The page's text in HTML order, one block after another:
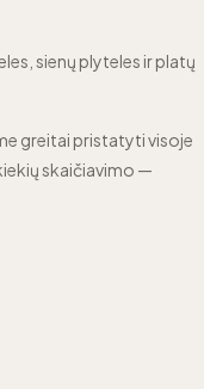
sienų plyteles ir platų
greitai pristatyti visoje
skaičiavimo —